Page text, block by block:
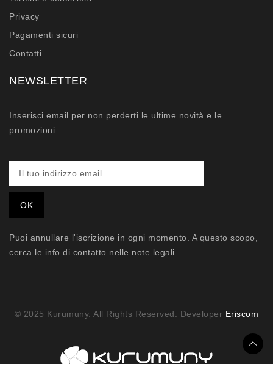
Privacy
Pagamenti sicuri
Contatti
NEWSLETTER
Inserisci email per non perderti le ultime novità e le
promozioni
Puoi annullare l'iscrizione in ogni momento. A questo scopo,
cerca le info di contatto nelle note legali.
© 2025 Kurumuny. All Rights Reserved. Developer Eriscom